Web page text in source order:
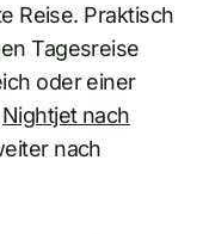
Reise. Praktisch
Tagesreise
oder einer
Nightjet nach
nach